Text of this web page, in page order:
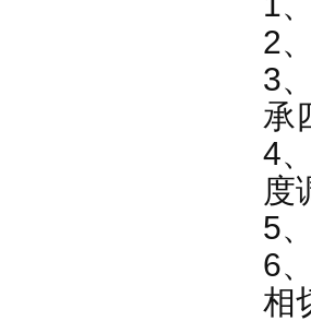
2
3
承
4
度
5
6
相